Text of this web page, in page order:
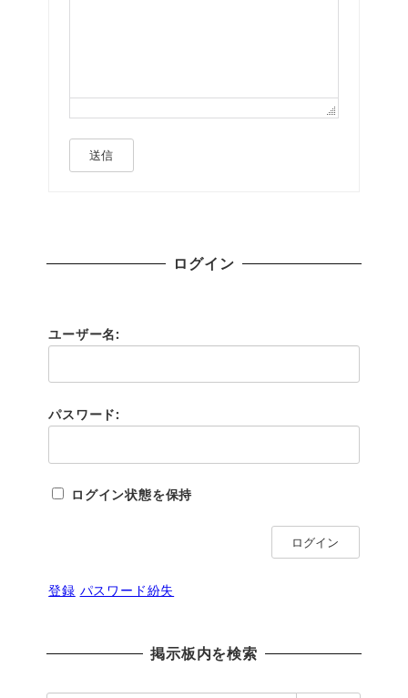
送信
ログイン
ユーザー名:
パスワード:
ログイン状態を保持
ログイン
登録 パスワード紛失
掲示板内を検索